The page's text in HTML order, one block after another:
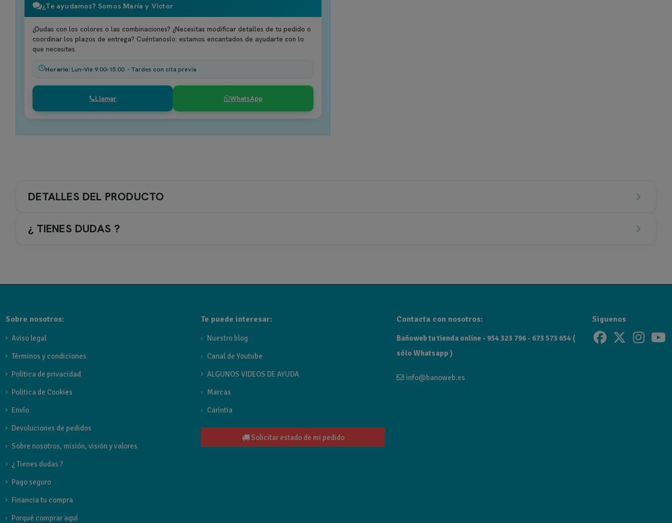
¿Te ayudamos? Somos María y Víctor
¿Dudas con los colores o las combinaciones? ¿Necesitas modificar detalles de tu pedido o
coordinar los plazos de entrega? Cuéntanoslo: estamos encantados de ayudarte con lo
que necesites.
Horario:Lun–Vie 9:00–15:00 - Tardes con cita previa
Llamar WhatsApp
DETALLES DEL PRODUCTO
¿ TIENES DUDAS ?
TIPOS PARA COLORES
Griferia
FAMILIA GRIFO
ReferenciaBDAR025-3
EstadoNuevo
Sobre nosotros:
Aviso legal
Términos y condiciones
Politica de privacidad
Politica de Cookies
Envío
Devoluciones de pedidos
Sobre nosotros, misión, visión y valores
¿ Tienes dudas ?
Pago seguro
Financia tu compra
Porqué comprar aquí
Te puede interesar:
Nuestro blog
Canal de Youtube
ALGUNOS VIDEOS DE AYUDA
Marcas
Carintia
Solicitar estado de mi pedido
Contacta con nosotros:
Bañoweb tu tienda online - 954 323 796 - 673 573 654 (
sólo Whatsapp )
info@banoweb.es
Siguenos